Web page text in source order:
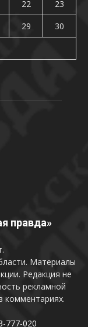
22
23
29
30
правда»
Материалы
Редакция не
рекламной
комментариях.
777-020